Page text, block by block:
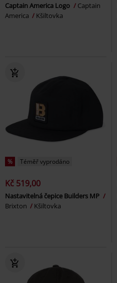
Captain America Logo
Captain
America
Kšiltovka
% Téměř vyprodáno
Kč 519,00
Nastavitelná čepice Builders MP
Brixton
Kšiltovka